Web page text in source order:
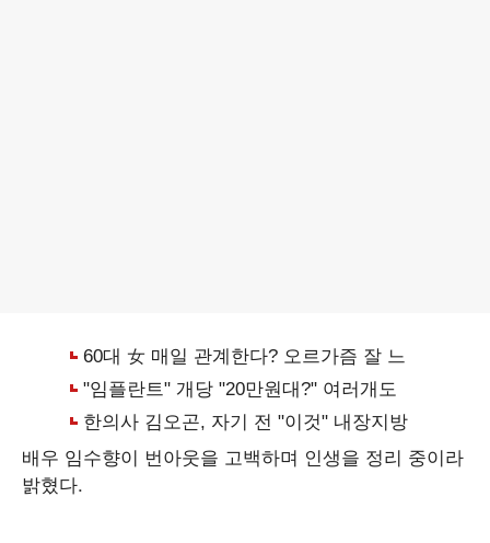
배우 임수향이 번아웃을 고백하며 인생을 정리 중이라
밝혔다.